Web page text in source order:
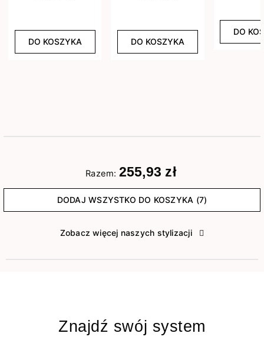
DO KOSZYKA DO KOSZYKA
DO
Razem: 255,93 zł
DODAJ WSZYSTKO DO KOSZYKA (7)
Zobacz więcej naszych stylizacji
Znajdź swój system